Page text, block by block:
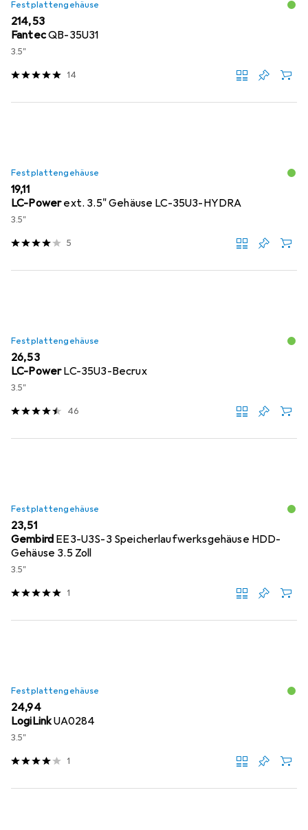
Festplattengehäuse
EUR
214,53
FantecQB-35U31
3.5"
14
Festplattengehäuse
EUR
19,11
LC-Powerext. 3.5" Gehäuse LC-35U3-HYDRA
3.5"
5
Festplattengehäuse
EUR
26,53
LC-PowerLC-35U3-Becrux
3.5"
46
Festplattengehäuse
EUR
23,51
Gembird EE3-U3S-3 Speicherlaufwerksgehäuse HDD-
Gehäuse 3.5 Zoll
3.5"
1
Festplattengehäuse
EUR
24,94
LogiLinkUA0284
3.5"
1